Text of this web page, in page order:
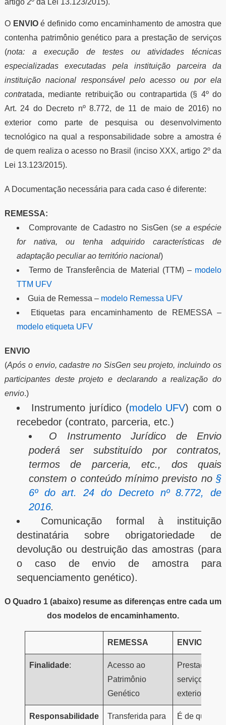
O ENVIOé definido como encaminhamento de amostra que
contenha patrimônio genético para a prestação de serviços
(nota: a execução de testes ou atividades técnicas
especializadas executadas pela instituição parceira da
instituição nacional responsável pelo acesso ou por ela
contratada, mediante retribuição ou contrapartida (§ 4º do
Art. 24 do Decreto nº 8.772, de 11 de maio de 2016) no
exterior como parte de pesquisa ou desenvolvimento
tecnológico na qual a responsabilidade sobre a amostra é
de quem realiza o acesso no Brasil (inciso XXX, artigo 2º da
Lei 13.123/2015).
A Documentação necessária para cada caso é diferente:
REMESSA:
Comprovante de Cadastro no SisGen (se a espécie
for nativa, ou tenha adquirido características de
adaptação peculiar ao território nacional)
Termo de Transferência de Material (TTM) – modelo
TTM UFV
Guia de Remessa – modelo Remessa UFV
Etiquetas para encaminhamento de REMESSA –
modelo etiqueta UFV
ENVIO
(Após o envio, cadastre no SisGen seu projeto, incluindo os
participantes deste projeto e declarando a realização do
envio.)
Instrumento jurídico (modelo UFV) com o
recebedor (contrato, parceria, etc.)
O Instrumento Jurídico de Envio
poderá ser substituído por contratos,
termos de parceria, etc., dos quais
constem o conteúdo mínimo previsto no §
6º do art. 24 do Decreto nº 8.772, de
2016.
Comunicação formal à instituição
destinatária sobre obrigatoriedade de
devolução ou destruição das amostras (para
o caso de envio de amostra para
sequenciamento genético).
O Quadro 1 (abaixo) resume as diferenças entre cada um
dos modelos de encaminhamento.
REMESSA ENVIO
Finalidade:
Acesso ao
Patrimônio
Genético
Prestação de
serviços no
exterior
Responsabilidade Transferida para É de quem